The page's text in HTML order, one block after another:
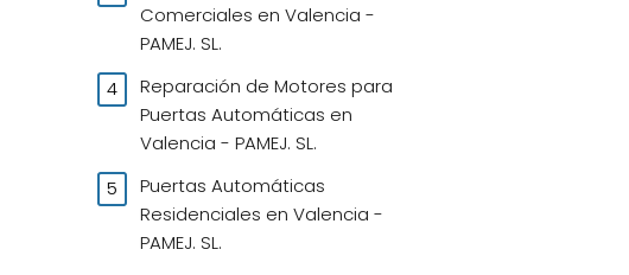
Comerciales en Valencia -
PAMEJ. SL.
Reparación de Motores para
Puertas Automáticas en
Valencia - PAMEJ. SL.
Puertas Automáticas
Residenciales en Valencia -
PAMEJ. SL.